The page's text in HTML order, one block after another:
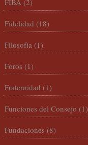
FIBA (2)
Fidelidad (18)
Filosofía (1)
Foros (1)
Fraternidad (1)
Funciones del Consejo (1)
Fundaciones (8)